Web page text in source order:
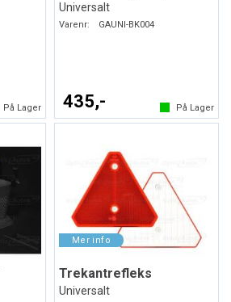
På Lager
Universalt
Varenr: GAUNI-BK004
435,- På Lager
Trekantrefleks
Universalt